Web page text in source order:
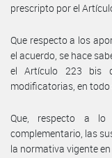
prescripto por el
Que respecto a los
el acuerdo, se hace
el Artículo 223 bis
modificatorias, en
Que, respecto a lo
complementario, las
la normativa vigente en